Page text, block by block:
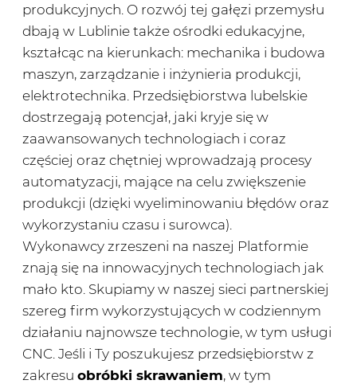
produkcyjnych. O rozwój tej gałęzi przemysłu
dbają w Lublinie także ośrodki edukacyjne,
kształcąc na kierunkach: mechanika i budowa
maszyn, zarządzanie i inżynieria produkcji,
elektrotechnika. Przedsiębiorstwa lubelskie
dostrzegają potencjał, jaki kryje się w
zaawansowanych technologiach i coraz
częściej oraz chętniej wprowadzają procesy
automatyzacji, mające na celu zwiększenie
produkcji (dzięki wyeliminowaniu błędów oraz
wykorzystaniu czasu i surowca).
Wykonawcy zrzeszeni na naszej Platformie
znają się na innowacyjnych technologiach jak
mało kto. Skupiamy w naszej sieci partnerskiej
szereg firm wykorzystujących w codziennym
działaniu najnowsze technologie, w tym usługi
CNC. Jeśli i Ty poszukujesz przedsiębiorstw z
zakresu obróbki skrawaniem, w tym